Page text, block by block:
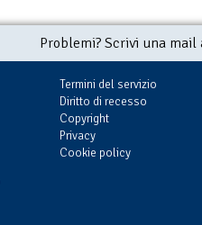
Problemi? Scrivi una
Termini del servizio
Diritto di recesso
Copyright
Privacy
Cookie policy